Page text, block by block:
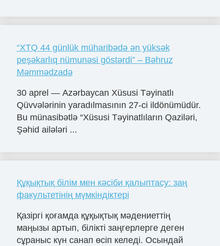
“XTQ 44 günlük müharibədə ən yüksək
peşəkarlıq nümunəsi göstərdi” – Bəhruz
Məmmədzadə
30 aprel — Azərbaycan Xüsusi Təyinatlı
Qüvvələrinin yaradılmasının 27-ci ildönümüdür.
Bu münasibətlə “Xüsusi Təyinatlıların Qaziləri,
Şəhid ailələri ...
Құқықтық білім мен кәсіби қалыптасу: заң
факультетінің мүмкіндіктері
Қазіргі қоғамда құқықтық мәдениеттің
маңызы артып, білікті заңгерлерге деген
сұраныс күн санап өсіп келеді. Осындай